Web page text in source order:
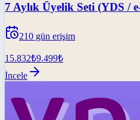
7 Aylık Üyelik Seti (YDS /
210 gün erişim
15.832₺9.499₺
İncele